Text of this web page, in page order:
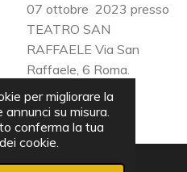
per migliorare la
su misura.
conferma la tua
cookie.
07 ottobre 2023 presso
TEATRO SAN
RAFFAELE Via San
Raffaele, 6 Roma.